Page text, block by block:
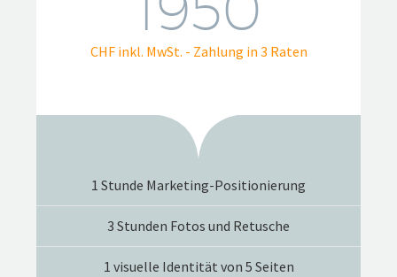
CHF inkl. MwSt. - Zahlung in 3 Raten
1 Stunde Marketing-Positionierung
3 Stunden Fotos und Retusche
1 visuelle Identität von 5 Seiten